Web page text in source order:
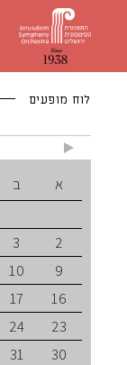
לוח מופעים
א ב
2
3
9
10
16
17
23
24
30
31